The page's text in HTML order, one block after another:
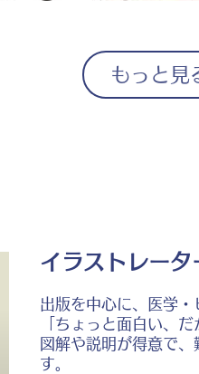
もっと見
イラストレー
出版を中心に、医学
「ちょっと面白い、
図解や説明が得意で
す。